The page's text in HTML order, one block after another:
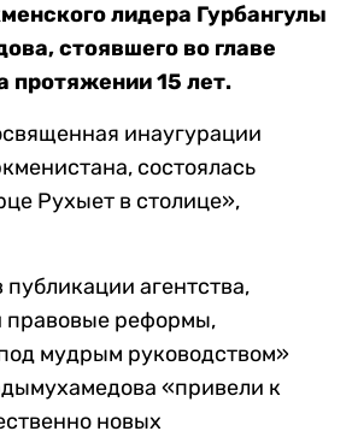
лидера Гурбангулы
стоявшего во главе
протяжении 15 лет.
инаугурации
состоялась
Рухыет в столице»,
публикации агентства,
правовые реформы,
мудрым руководством»
«привели к
новых